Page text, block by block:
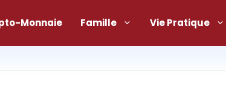
Monnaie Famille Vie Pratique